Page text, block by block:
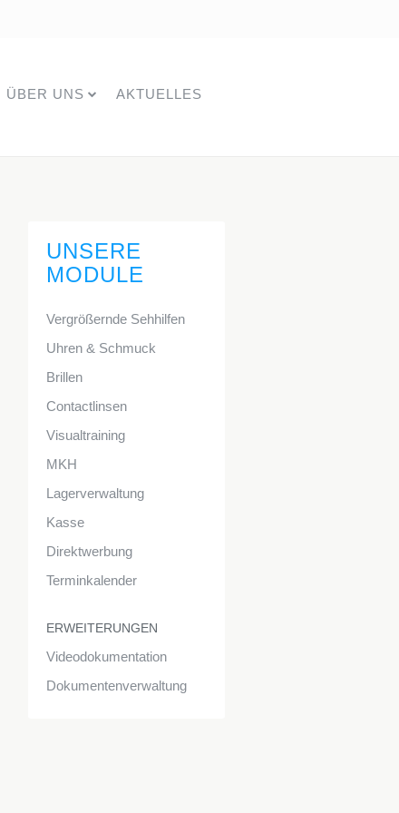
ÜBER UNS AKTUELLES
UNSERE
MODULE
Vergrößernde Sehhilfen
Uhren & Schmuck
Brillen
Contactlinsen
Visualtraining
MKH
Lagerverwaltung
Kasse
Direktwerbung
Terminkalender
ERWEITERUNGEN
Videodokumentation
Dokumentenverwaltung